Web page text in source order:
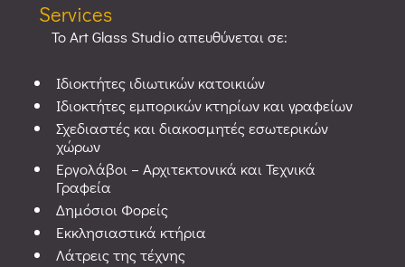
Services
Το Art Glass Studio απευθύνεται σε:
Ιδιοκτήτες ιδιωτικών κατοικιών
Ιδιοκτήτες εμπορικών κτηρίων και γραφείων
Σχεδιαστές και διακοσμητές εσωτερικών
χώρων
Εργολάβοι – Αρχιτεκτονικά και Τεχνικά
Γραφεία
Δημόσιοι Φορείς
Εκκλησιαστικά κτήρια
Λάτρεις της τέχνης